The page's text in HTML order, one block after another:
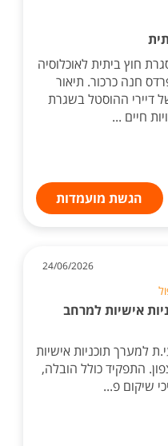
חוץ ביתית לאוכלוסיה
חנה כרכור. תיאור
דיירי ההוסטל בשגרת
חיים ...
הגשת מועמדות
24/06/2026
אישיות למרחב
למערך תוכניות אישיות
צפון. התפקיד כולל הובלה,
שיקום פ...